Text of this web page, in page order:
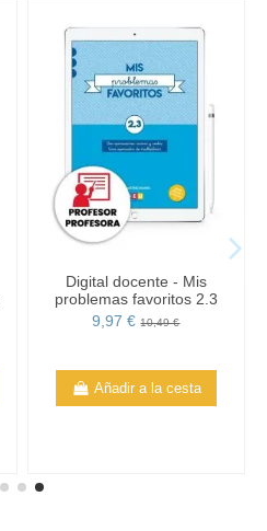
Digital docente - Mis
problemas favoritos 2.3
9,97 €10,49 €
Añadir a la cesta